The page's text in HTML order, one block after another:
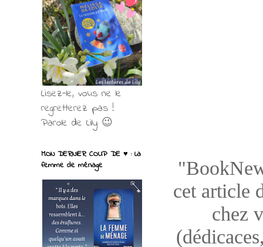
cet article
chez
Lisez-le, vous ne le
regretterez pas !
Parole de Lily 😉
MON DERNIER COUP DE ♥ : La
femme de ménage